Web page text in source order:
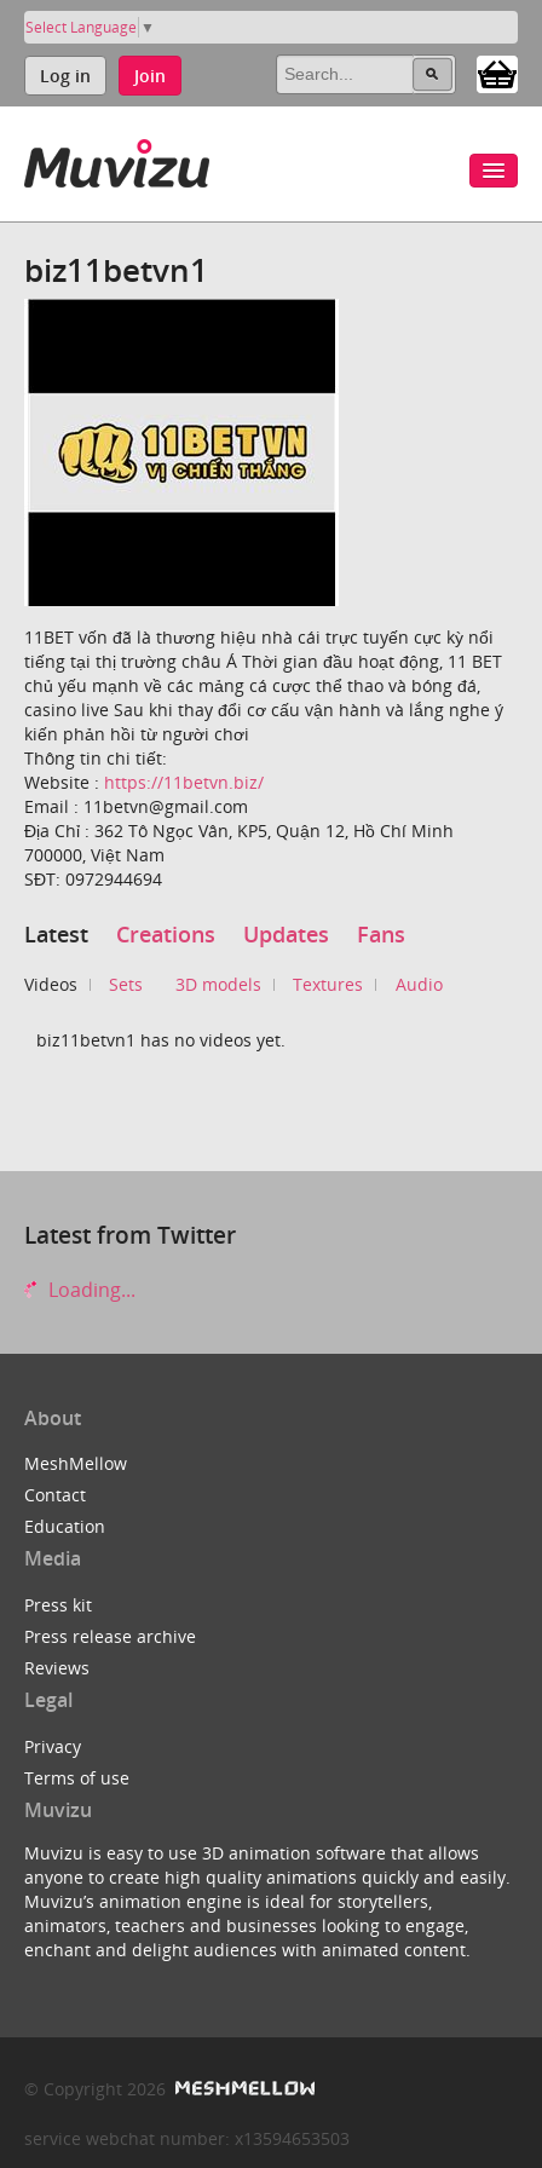
Select Language ▼
Log in Join
biz11betvn1
11BET vốn đã là thương hiệu nhà cái trực tuyến cực kỳ nổi
tiếng tại thị trường châu Á Thời gian đầu hoạt động, 11 BET
chủ yếu mạnh về các mảng cá cược thể thao và bóng đá,
casino live Sau khi thay đổi cơ cấu vận hành và lắng nghe ý
kiến phản hồi từ người chơi
Thông tin chi tiết:
Website : https://11betvn.biz/
Email : 11betvn@gmail.com
Địa Chỉ : 362 Tô Ngọc Vân, KP5, Quận 12, Hồ Chí Minh
700000, Việt Nam
SĐT: 0972944694
Latest Creations Updates Fans
Videos Sets 3D models Textures Audio
biz11betvn1 has no videos yet.
Latest from Twitter
Loading...
About
MeshMellow
Contact
Education
Media
Press kit
Press release archive
Reviews
Legal
Privacy
Terms of use
Muvizu
Muvizu is easy to use 3D animation software that allows
anyone to create high quality animations quickly and easily.
Muvizu’s animation engine is ideal for storytellers,
animators, teachers and businesses looking to engage,
enchant and delight audiences with animated content.
© Copyright 2026
service webchat number: x13594653503